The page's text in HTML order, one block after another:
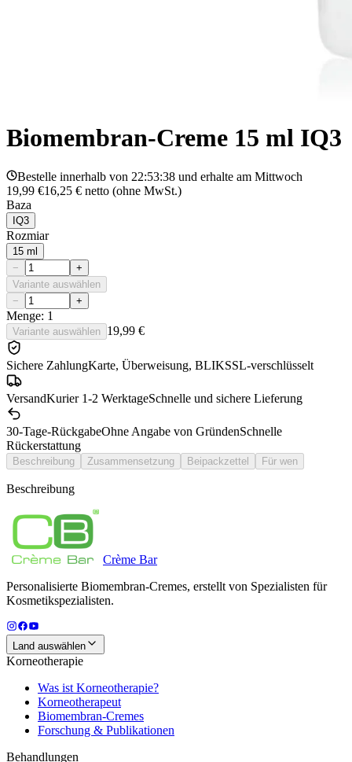
Biomembran-Creme 15 ml IQ3
Bestelle innerhalb von 22:53:38 und erhalte am Mittwoch
19,99 €16,25 € netto (ohne MwSt.)
Baza
IQ3
Rozmiar
15 ml
−
+
Variante auswählen
−
+
Menge: 1
Variante auswählen 19,99 €
Sichere ZahlungKarte, Überweisung, BLIKSSL-verschlüsselt
VersandKurier 1-2 WerktageSchnelle und sichere Lieferung
30-Tage-RückgabeOhne Angabe von GründenSchnelle
Rückerstattung
Beschreibung Zusammensetzung Beipackzettel Für wen
Beschreibung
Crème Bar
Personalisierte Biomembran-Cremes, erstellt von Spezialisten für
Kosmetikspezialisten.
Land auswählen
Korneotherapie
Was ist Korneotherapie?
Korneotherapeut
Biomembran-Cremes
Forschung & Publikationen
Behandlungen